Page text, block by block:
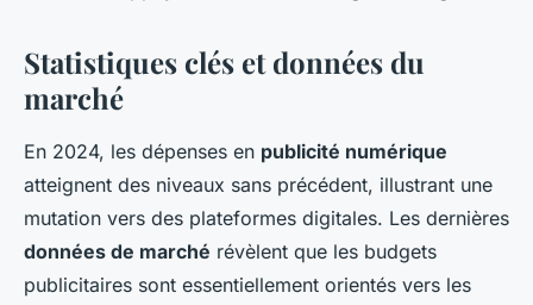
Statistiques clés et données du
marché
En 2024, les dépenses en publicité numérique
atteignent des niveaux sans précédent, illustrant une
mutation vers des plateformes digitales. Les dernières
données de marché révèlent que les budgets
publicitaires sont essentiellement orientés vers les